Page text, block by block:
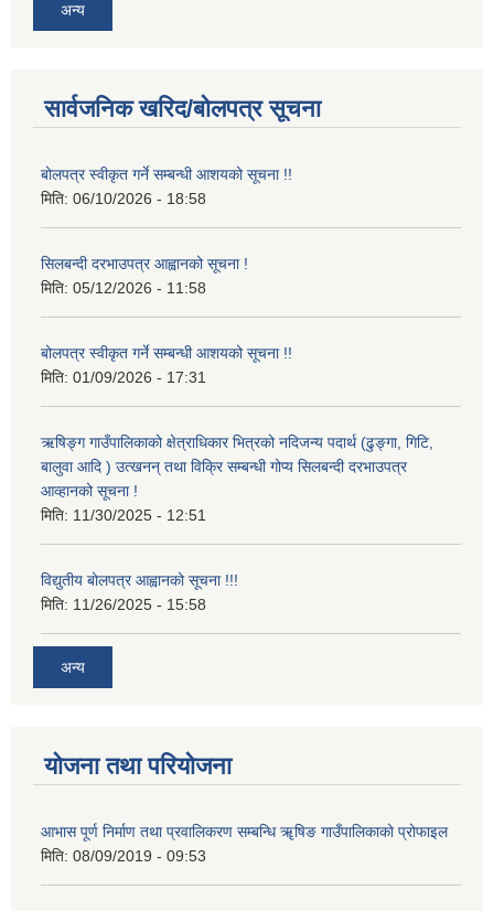
अन्य
सार्वजनिक खरिद/बोलपत्र सूचना
बोलपत्र स्वीकृत गर्ने सम्बन्धी आशयको सूचना !!
मिति: 06/10/2026 - 18:58
सिलबन्दी दरभाउपत्र आह्वानको सूचना !
मिति: 05/12/2026 - 11:58
बोलपत्र स्वीकृत गर्ने सम्बन्धी आशयको सूचना !!
मिति: 01/09/2026 - 17:31
ऋषिङ्ग गाउँपालिकाको क्षेत्राधिकार भित्रको नदिजन्य पदार्थ (ढुङ्गा, गिटि,
बालुवा आदि ) उत्खनन् तथा विक्रि सम्बन्धी गोप्य सिलबन्दी दरभाउपत्र
आव्हानको सूचना !
मिति: 11/30/2025 - 12:51
विद्युतीय बोलपत्र आह्वानको सूचना !!!
मिति: 11/26/2025 - 15:58
अन्य
योजना तथा परियोजना
आभास पूर्ण निर्माण तथा प्रवालिकरण सम्बन्धि ॠषिङ गाउँपालिकाको प्रोफाइल
मिति: 08/09/2019 - 09:53